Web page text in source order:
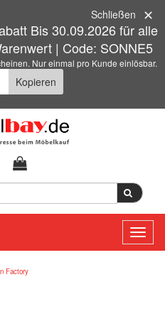
Bis 30.09.2026 für alle
| Code: SONNE5
Nur einmal pro Kunde einlösbar.
Kopieren
Schließen
Factory